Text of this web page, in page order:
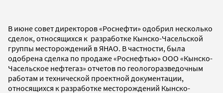
В июне совет директоров «Роснефти» одобрил несколько
сделок, относящихся к разработке Кынско-Часельской
группы месторождений в ЯНАО. В частности, была
одобрена сделка по продаже «Роснефтью» ООО «Кынско-
Часельское нефтегаз» отчетов по геологоразведочным
работам и технической проектной документации,
относящихся к разработке месторождений Кынско-